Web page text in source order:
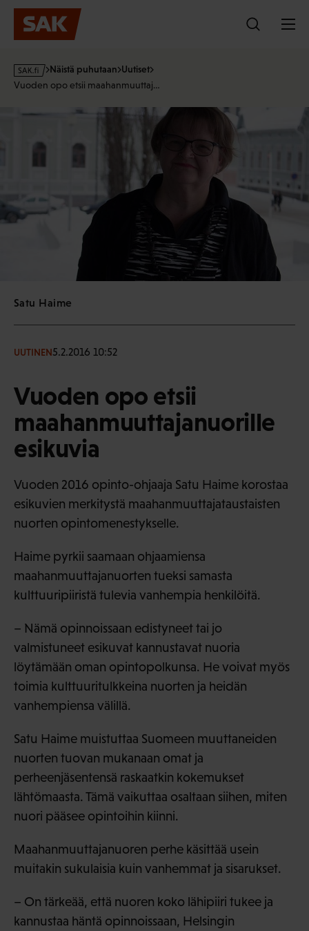
Hyppää
sisältöön
s
a
Näistä puhutaan Uutiset
Vuoden opo etsii maahanmuuttaj…
Satu Haime
UUTINEN5.2.2016 10:52
Vuoden opo etsii
maahanmuuttajanuorille
esikuvia
Vuoden 2016 opinto-ohjaaja Satu Haime korostaa
esikuvien merkitystä maahanmuuttajataustaisten
nuorten opintomenestykselle.
Haime pyrkii saamaan ohjaamiensa
maahanmuuttajanuorten tueksi samasta
kulttuuripiiristä tulevia vanhempia henkilöitä.
– Nämä opinnoissaan edistyneet tai jo
valmistuneet esikuvat kannustavat nuoria
löytämään oman opintopolkunsa. He voivat myös
toimia kulttuuritulkkeina nuorten ja heidän
vanhempiensa välillä.
Satu Haime muistuttaa Suomeen muuttaneiden
nuorten tuovan mukanaan omat ja
perheenjäsentensä raskaatkin kokemukset
lähtömaasta. Tämä vaikuttaa osaltaan siihen, miten
nuori pääsee opintoihin kiinni.
Maahanmuuttajanuoren perhe käsittää usein
muitakin sukulaisia kuin vanhemmat ja sisarukset.
– On tärkeää, että nuoren koko lähipiiri tukee ja
kannustaa häntä opinnoissaan, Helsingin